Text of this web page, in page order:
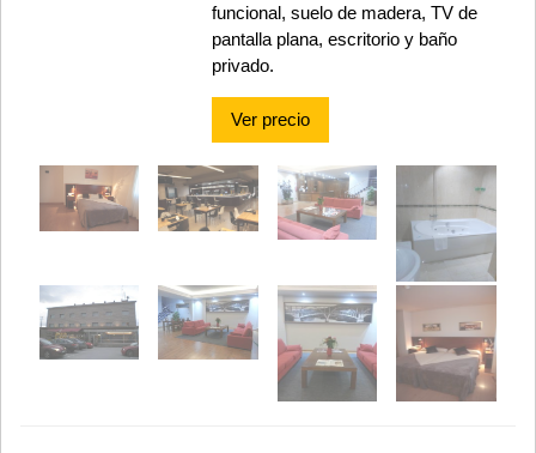
funcional, suelo de madera, TV de
pantalla plana, escritorio y baño
privado.
Ver precio